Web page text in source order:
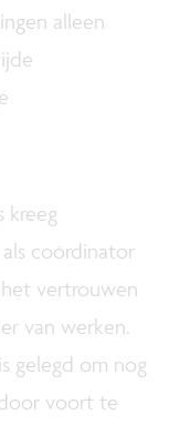
alleen
kreeg
coördinator
vertrouwen
van werken.
gelegd om nog
voort te